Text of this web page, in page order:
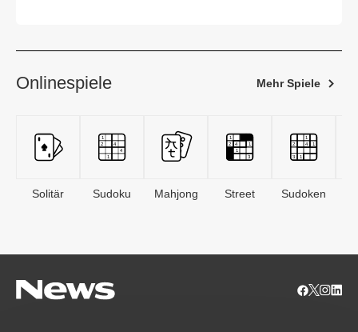
Onlinespiele Mehr Spiele
Solitär Sudoku Mahjong Street Sudoken